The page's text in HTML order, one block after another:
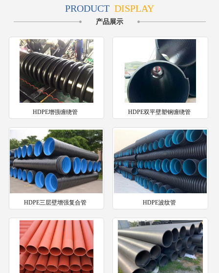
PRODUCT DISPLAY
产品展示
HDPE增强缠绕管 HDPE双平壁塑钢缠绕管
HDPE三层壁增强复合管 HDPE波纹管